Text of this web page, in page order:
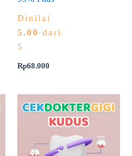
Dinilai
5.00 dari
5
Rp68.000